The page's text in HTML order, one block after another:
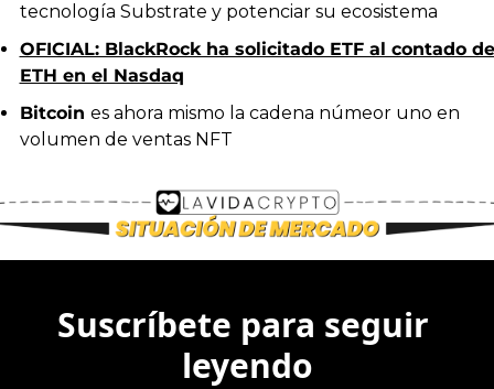
tecnología Substrate y potenciar su ecosistema
OFICIAL: BlackRock ha solicitado ETF al contado de
ETH en el Nasdaq
Bitcoin es ahora mismo la cadena númeor uno en
volumen de ventas NFT
Suscríbete para seguir
leyendo